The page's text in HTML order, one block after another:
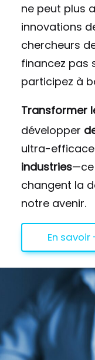
ne peut plus
innovations
chercheurs
financez pas
participez à
Transformer
développer
ultra-
industries—ce
changent la
notre avenir.
En savoir